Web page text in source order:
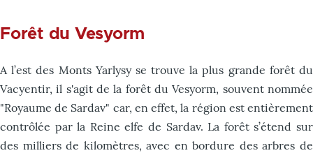
Forêt du Vesyorm
A l’est des Monts Yarlysy se trouve la plus grande forêt du
Vacyentir, il s'agit de la forêt du Vesyorm, souvent nommée
"Royaume de Sardav" car, en effet, la région est entièrement
contrôlée par la Reine elfe de Sardav. La forêt s’étend sur
des milliers de kilomètres, avec en bordure des arbres de